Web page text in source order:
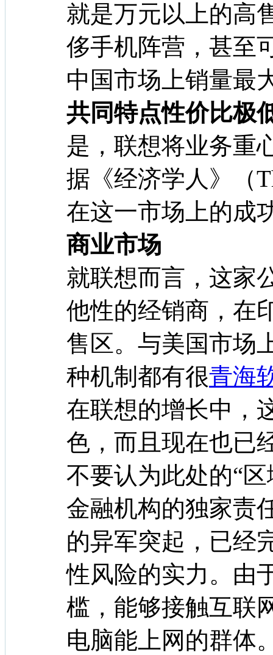
就是万元以上的高
侈手机阵营，甚至
中国市场上销量最
共同特点性价比极
是，联想将业务重
据《经济学人》（
在这一市场上的成
商业市场
就联想而言，这家
他性的经销商，在
售区。与美国市场
种机制都有很青海
在联想的增长中，
色，而且现在也已
不要认为此处的“
金融机构的独家责
的异军突起，已经
性风险的实力。由
槛，能够接触互联
电脑能上网的群体